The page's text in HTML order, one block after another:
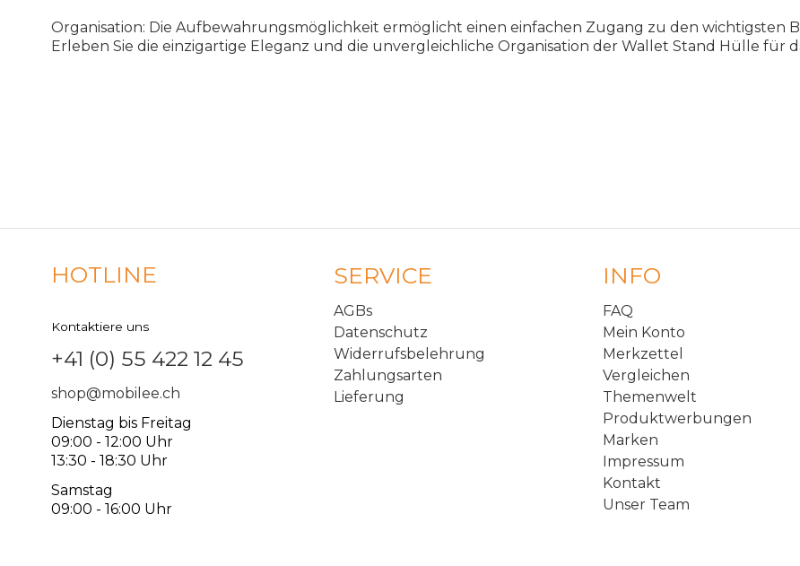
Organisation: Die Aufbewahrungsmöglichkeit ermöglicht einen einfachen Zugang zu den wichtigsten
Erleben Sie die einzigartige Eleganz und die unvergleichliche Organisation der Wallet Stand Hülle für
HOTLINE
Kontaktiere uns
+41 (0) 55 422 12 45
shop@mobilee.ch
Dienstag bis Freitag
09:00 - 12:00 Uhr
13:30 - 18:30 Uhr
Samstag
09:00 - 16:00 Uhr
SERVICE
AGBs
Datenschutz
Widerrufsbelehrung
Zahlungsarten
Lieferung
INFO
FAQ
Mein Konto
Merkzettel
Vergleichen
Themenwelt
Produktwerbungen
Marken
Impressum
Kontakt
Unser Team